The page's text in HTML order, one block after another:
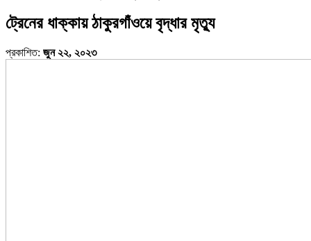
ট্রেনের ধাক্কায় ঠাকুরগাঁওয়ে বৃদ্ধার মৃত্যু
প্রকাশিত: জুন ২২, ২০২৩